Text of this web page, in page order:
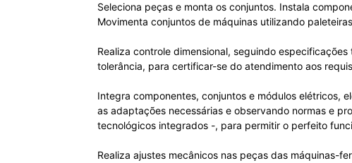
Seleciona peças e monta os conjuntos. Instala
Movimenta conjuntos de máquinas utilizando
Realiza controle dimensional, seguindo
tolerância, para certificar-se do atendimento aos
Integra componentes, conjuntos e módulos elétricos,
as adaptações necessárias e observando normas e
tecnológicos integrados -, para permitir o perfeito
Realiza ajustes mecânicos nas peças das máquinas-